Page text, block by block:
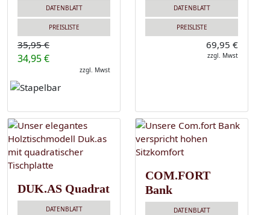
DATENBLATT
PREISLISTE
35,95 €
34,95 €
zzgl. Mwst
DATENBLATT
PREISLISTE
69,95 €
zzgl. Mwst
DUK.AS Quadrat
DATENBLATT
COM.FORT
Bank
DATENBLATT